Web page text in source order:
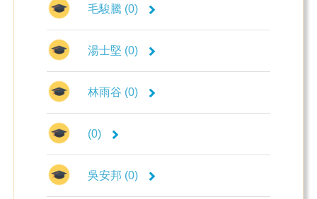
毛駿騰 (0)
湯士堅 (0)
林雨谷 (0)
(0)
吳安邦 (0)